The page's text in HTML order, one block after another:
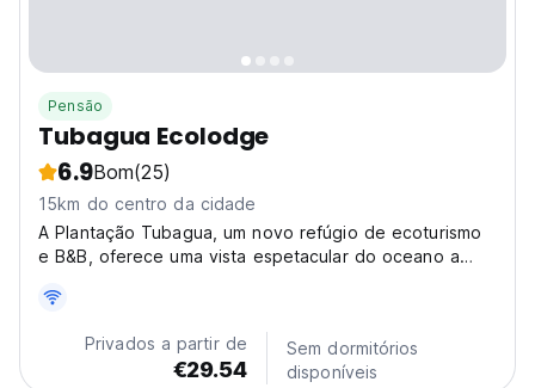
Pensão
Tubagua Ecolodge
6.9Bom(25)
15km do centro da cidade
A Plantação Tubagua, um novo refúgio de ecoturismo
e B&B, oferece uma vista espetacular do oceano a
Privados a partir de
€29.54
Sem dormitórios
disponíveis